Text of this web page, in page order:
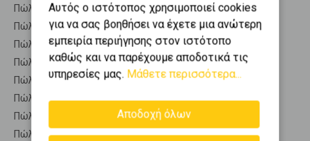
Πώληση Οικόπεδα Γκάζι - Μεταξουργείο - Βοτανικός
Πώληση Οικόπεδα Γκύζη - Πεδίον Άρεως
Πώληση Οικόπεδα Εξάρχεια - Νεάπολη
Πώληση Οικόπεδα Ιστορικό Κέντρο
Πώληση Οικόπεδα Κολωνάκι - Λυκαβηττός
Πώληση Οικόπεδα Κολωνός - Κολοκυνθούς
Πώληση Οικόπεδα Κουκάκι - Μακρυγιάννη
Πώληση Οικόπεδα Μετς - Καλλιμάρμαρο
Αυτός ο ιστότοπος χρησιμοποιεί cookies
για να σας βοηθήσει να έχετε μια ανώτερη
εμπειρία περιήγησης στον ιστότοπο
καθώς και να παρέχουμε αποδοτικά τις
υπηρεσίες μας. Μάθετε περισσότερα...
Αποδοχή όλων